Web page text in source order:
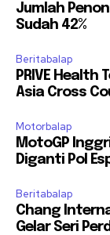
Jumlah
Sudah 42%
Beritabalap
PRIVE Health
Asia Cross
Motorbalap
MotoGP
Diganti Pol
Beritabalap
Chang
Gelar Seri